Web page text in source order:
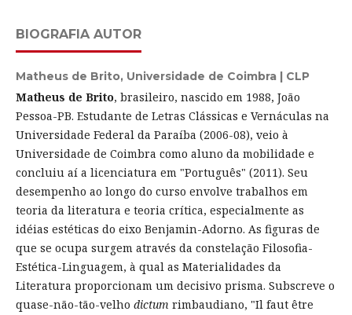
BIOGRAFIA AUTOR
Matheus de Brito, Universidade de Coimbra | CLP
Matheus de Brito, brasileiro, nascido em 1988, João
Pessoa-PB. Estudante de Letras Clássicas e Vernáculas na
Universidade Federal da Paraíba (2006-08), veio à
Universidade de Coimbra como aluno da mobilidade e
concluiu aí a licenciatura em "Português" (2011). Seu
desempenho ao longo do curso envolve trabalhos em
teoria da literatura e teoria crítica, especialmente as
idéias estéticas do eixo Benjamin-Adorno. As figuras de
que se ocupa surgem através da constelação Filosofia-
Estética-Linguagem, à qual as Materialidades da
Literatura proporcionam um decisivo prisma. Subscreve o
quase-não-tão-velho dictum rimbaudiano, "Il faut être